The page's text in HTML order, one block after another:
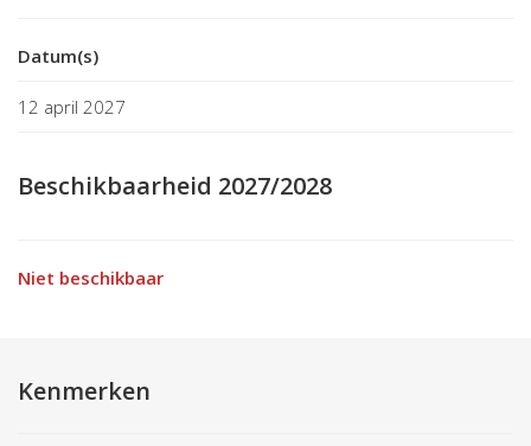
Datum(s)
12 april 2027
Beschikbaarheid 2027/2028
Niet beschikbaar
Kenmerken